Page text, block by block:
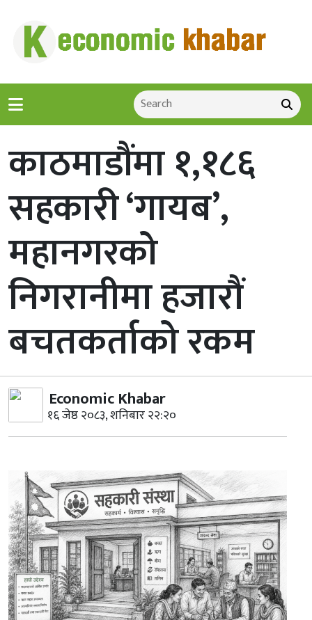
काठमाडौंमा १,१८६
सहकारी ‘गायब’,
महानगरको
निगरानीमा हजारौं
बचतकर्ताको रकम
Economic Khabar
१६ जेष्ठ २०८३, शनिबार २२:२०